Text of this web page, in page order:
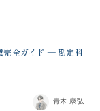
旅館・観光業の事
完全ガイド ― 勘定科
青木 康弘